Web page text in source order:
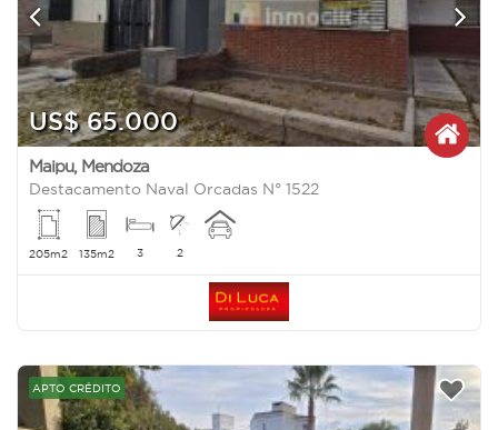
US$ 65.000
Maipu, Mendoza
Destacamento Naval Orcadas N° 1522
205m2 135m2 3 2
APTO CRÉDITO